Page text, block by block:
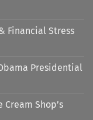
Financial Stress
Presidential
Shop’s